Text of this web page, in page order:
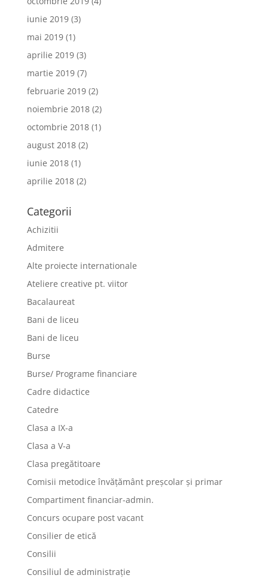
iunie 2019(3)
mai 2019(1)
aprilie 2019(3)
martie 2019(7)
februarie 2019(2)
noiembrie 2018(2)
octombrie 2018(1)
august 2018(2)
iunie 2018(1)
aprilie 2018(2)
Categorii
Achizitii
Admitere
Alte proiecte internationale
Ateliere creative pt. viitor
Bacalaureat
Bani de liceu
Bani de liceu
Burse
Burse/ Programe financiare
Cadre didactice
Catedre
Clasa a IX-a
Clasa a V-a
Clasa pregătitoare
Comisii metodice învățământ preșcolar și primar
Compartiment financiar-admin.
Concurs ocupare post vacant
Consilier de etică
Consilii
Consiliul de administrație